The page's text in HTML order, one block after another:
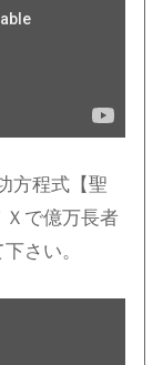
方程式【聖
で億万長者
さい。